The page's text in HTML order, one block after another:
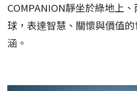
COMPANION靜坐於綠地上
球，表達智慧、關懷與價值
涵。